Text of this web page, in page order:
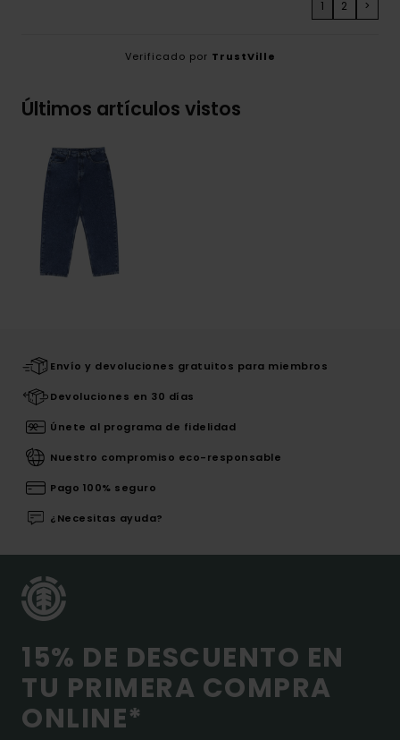
1 2 >
Verificado por TrustVille
Últimos artículos vistos
Envío y devoluciones gratuitos para miembros
Devoluciones en 30 días
Únete al programa de fidelidad
Nuestro compromiso eco-responsable
Pago 100% seguro
¿Necesitas ayuda?
15% DE DESCUENTO EN
TU PRIMERA COMPRA
ONLINE*